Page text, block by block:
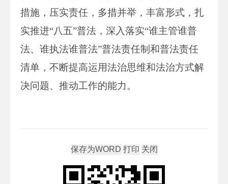
措施，压实责任，多措并举，丰富形式，扎
实推进“八五”普法，深入落实“谁主管谁普
法、谁执法谁普法”普法责任制和普法责任
清单，不断提高运用法治思维和法治方式解
决问题、推动工作的能力。